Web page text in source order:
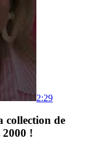
2:29
collection de
2000 !